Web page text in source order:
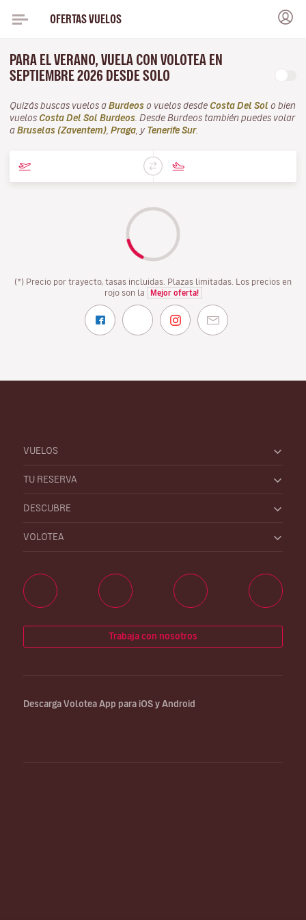
OFERTAS VUELOS
PARA EL VERANO, VUELA CON VOLOTEA EN
SEPTIEMBRE 2026 DESDE SOLO
Quizás buscas vuelos a Burdeos o vuelos desde Costa Del Sol o bien
vuelos Costa Del Sol Burdeos . Desde Burdeos también puedes volar
a Bruselas (Zaventem) Praga , y Tenerife Sur.
(*) Precio por trayecto, tasas incluidas. Plazas limitadas. Los precios en
rojo son la
Mejor oferta!
VUELOS
TU RESERVA
DESCUBRE
VOLOTEA
Trabaja con nosotros
Descarga Volotea App para iOS y Android